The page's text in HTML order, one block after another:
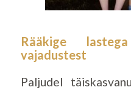
Rääkige
vajadustest
Paljudel